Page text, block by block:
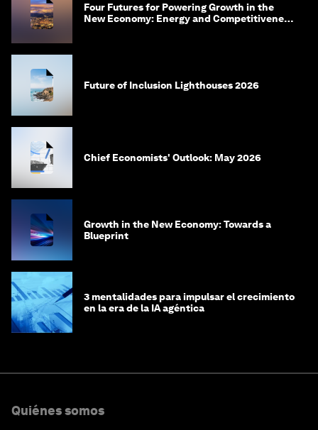
Four Futures for Powering Growth in the
New Economy: Energy and Competitiveness
Future of Inclusion Lighthouses 2026
Chief Economists' Outlook: May 2026
Growth in the New Economy: Towards a
Blueprint
3 mentalidades para impulsar el crecimiento
en la era de la IA agéntica
Quiénes somos